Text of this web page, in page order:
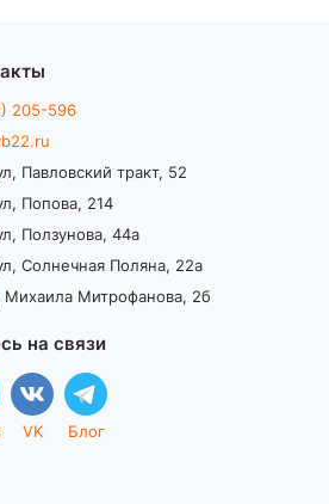
205-596
Павловский тракт, 52
Попова, 214
Ползунова, 44а
Солнечная Поляна, 22а
Михаила Митрофанова, 2б
на связи
VK Блог